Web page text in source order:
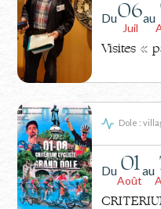
Du06
Juil
au
Visites «
Dole :
Du 01
Août
au